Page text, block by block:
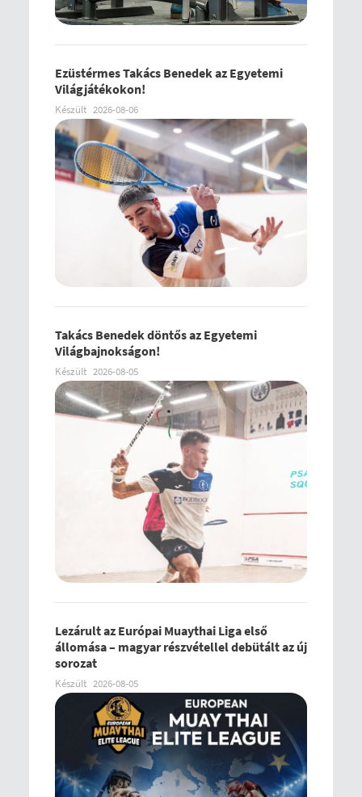
Ezüstérmes Takács Benedek az Egyetemi
Világjátékokon!
Készült 2026-08-06
Takács Benedek döntős az Egyetemi
Világbajnokságon!
Készült 2026-08-05
Lezárult az Európai Muaythai Liga első
állomása – magyar részvétellel debütált az új
sorozat
Készült 2026-08-05